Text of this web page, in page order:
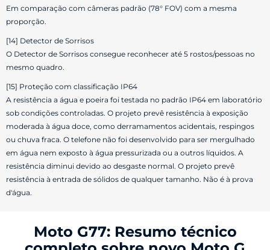
Em comparação com câmeras padrão (78° FOV) com a mesma
proporção.
[14] Detector de Sorrisos
O Detector de Sorrisos consegue reconhecer até 5 rostos/pessoas no
mesmo quadro.
[15] Proteção com classificação IP64
A resistência a água e poeira foi testada no padrão IP64 em laboratório
sob condições controladas. O projeto prevê resistência à exposição
moderada à água doce, como derramamentos acidentais, respingos
ou chuva fraca. O telefone não foi desenvolvido para ser mergulhado
em água nem exposto à água pressurizada ou a outros líquidos. A
resistência diminui devido ao desgaste normal. O projeto prevê
resistência à entrada de sólidos de qualquer tamanho. Não é à prova
d'água.
Moto G77: Resumo técnico